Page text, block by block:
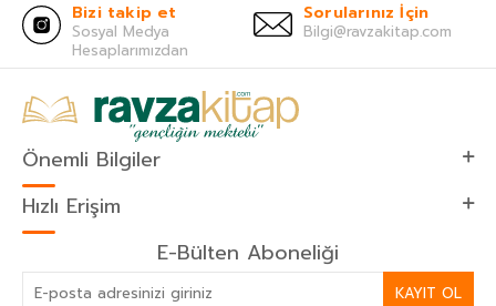
Bizi takip et
Sosyal Medya
Hesaplarımızdan
Sorularınız İçin
Bilgi@ravzakitap.com
Önemli Bilgiler
Hızlı Erişim
E-Bülten Aboneliği
KAYIT OL